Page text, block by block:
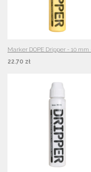
Marker DOPE Dripper - 10
22.70 zł